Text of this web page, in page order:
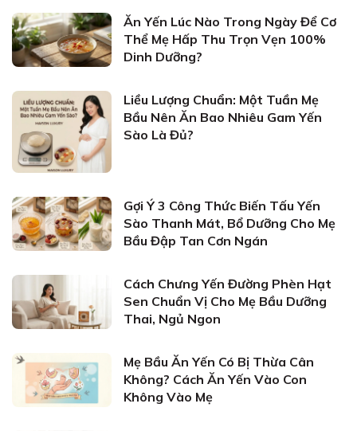
Ăn Yến Lúc Nào Trong Ngày Để Cơ
Thể Mẹ Hấp Thu Trọn Vẹn 100%
Dinh Dưỡng?
Liều Lượng Chuẩn: Một Tuần Mẹ
Bầu Nên Ăn Bao Nhiêu Gam Yến
Sào Là Đủ?
Gợi Ý 3 Công Thức Biến Tấu Yến
Sào Thanh Mát, Bổ Dưỡng Cho Mẹ
Bầu Đập Tan Cơn Ngán
Cách Chưng Yến Đường Phèn Hạt
Sen Chuẩn Vị Cho Mẹ Bầu Dưỡng
Thai, Ngủ Ngon
Mẹ Bầu Ăn Yến Có Bị Thừa Cân
Không? Cách Ăn Yến Vào Con
Không Vào Mẹ